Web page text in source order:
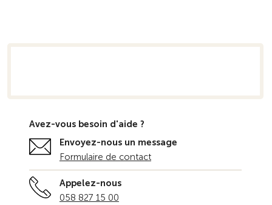
Avez-vous besoin d'aide ?
Envoyez-nous un message
Formulaire de contact
Appelez-nous
058 827 15 00